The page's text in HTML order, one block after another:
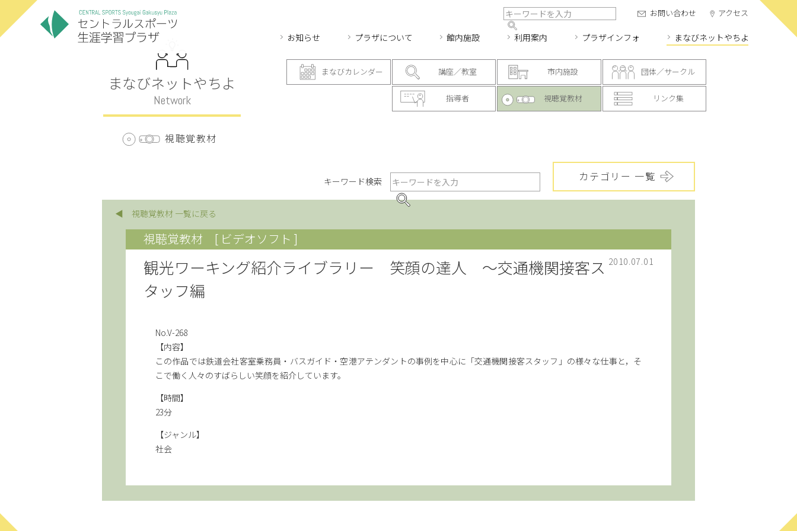
お知らせ プラザについて 館内施設 利用案内 プラザインフォ まなびネットやちよ
お問い合わせ アクセス
まなびネットやちよ
Network
視聴覚教材
まなびカレンダー 講座／教室 市内施設 団体／サークル
指導者 視聴覚教材 リンク集
キーワード検索 カテゴリー 一覧
◀ 視聴覚教材 一覧に戻る
視聴覚教材 [ ビデオソフト ]
2010.07.01
観光ワーキング紹介ライブラリー 笑顔の達人 ～交通機関接客ス
タッフ編
No.V-268
【内容】
この作品では鉄道会社客室乗務員・バスガイド・空港アテンダントの事例を中心に「交通機関接客スタッフ」の様々な仕事と，そ
こで働く人々のすばらしい笑顔を紹介しています。
【時間】
23分
【ジャンル】
社会